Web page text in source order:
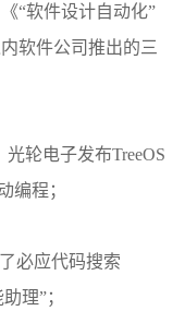
“软件设计自动化”
软件公司推出的三
轮电子发布TreeOS
编程；
必应代码搜索
理”；